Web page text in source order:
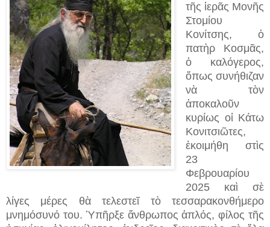
τῆς ἱερᾶς Μονῆς
Στομίου
Κονίτσης, ὁ
πατὴρ Κοσμᾶς,
ὁ καλόγερος,
ὅπως συνήθιζαν
νὰ τὸν
ἀποκαλοῦν
κυρίως οἱ Κάτω
Κονιτσιῶτες,
ἐκοιμήθη στὶς
23
Φεβρουαρίου
2025 καὶ σὲ
λίγες μέρες θὰ τελεστεῖ τὸ τεσσαρακονθήμερο
μνημόσυνό του. Ὑπῆρξε ἄνθρωπος ἁπλός, φίλος τῆς